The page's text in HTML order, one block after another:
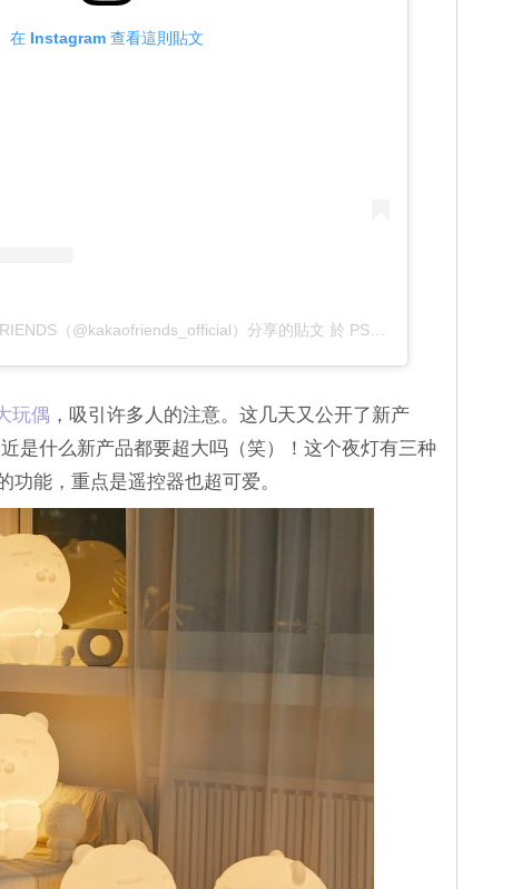
在 Instagram 查看這則貼文
（@kakaofriends_official）分享的貼文 於 PST 2019 年 11月 月 20 日 上午 2:03
玩偶 ，吸引许多人的注意。这几天又公开了新产
是什么新产品都要超大吗（笑）！这个夜灯有三种
功能，重点是遥控器也超可爱。